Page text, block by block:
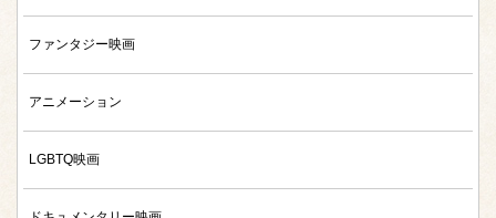
ファンタジー映画
アニメーション
LGBTQ映画